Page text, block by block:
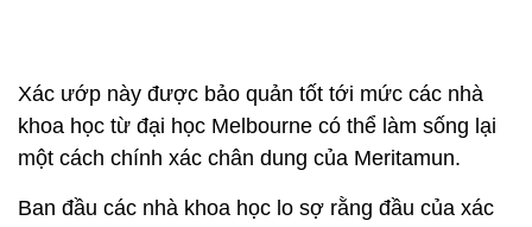
Xác ướp này được bảo quản tốt tới mức các nhà
khoa học từ đại học Melbourne có thể làm sống lại
một cách chính xác chân dung của Meritamun.
Ban đầu các nhà khoa học lo sợ rằng đầu của xác